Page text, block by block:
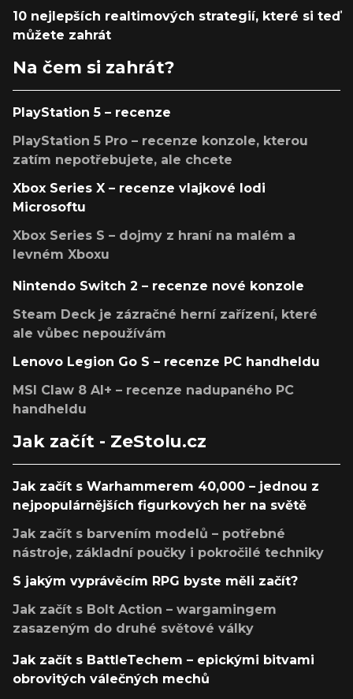
10 nejlepších realtimových strategií, které si teď
můžete zahrát
Na čem si zahrát?
PlayStation 5 – recenze
PlayStation 5 Pro – recenze konzole, kterou
zatím nepotřebujete, ale chcete
Xbox Series X – recenze vlajkové lodi
Microsoftu
Xbox Series S – dojmy z hraní na malém a
levném Xboxu
Nintendo Switch 2 – recenze nové konzole
Steam Deck je zázračné herní zařízení, které
ale vůbec nepoužívám
Lenovo Legion Go S – recenze PC handheldu
MSI Claw 8 AI+ – recenze nadupaného PC
handheldu
Jak začít - ZeStolu.cz
Jak začít s Warhammerem 40,000 – jednou z
nejpopulárnějších figurkových her na světě
Jak začít s barvením modelů – potřebné
nástroje, základní poučky i pokročilé techniky
S jakým vyprávěcím RPG byste měli začít?
Jak začít s Bolt Action – wargamingem
zasazeným do druhé světové války
Jak začít s BattleTechem – epickými bitvami
obrovitých válečných mechů